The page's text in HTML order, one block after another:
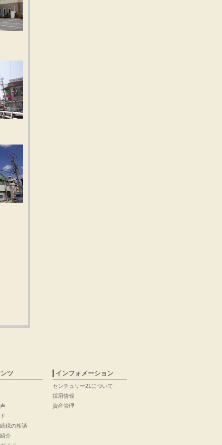
ツ
税の相談
介
インフォメーション
センチュリー21について
採用情報
資産管理